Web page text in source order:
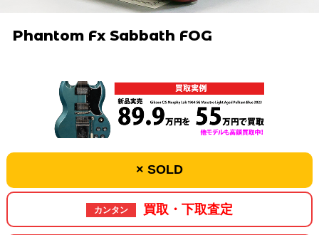
Phantom Fx Sabbath FOG
× SOLD
カンタン 買取・下取査定